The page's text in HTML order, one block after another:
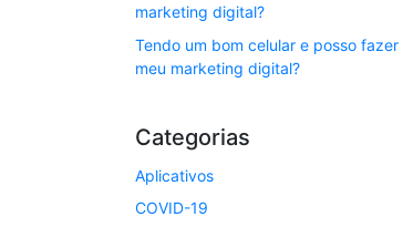
marketing digital?
Tendo um bom celular e posso fazer
meu marketing digital?
Categorias
Aplicativos
COVID-19